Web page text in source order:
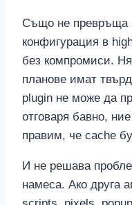
Също не превръща
конфигурация в
без компромиси.
планове имат
plugin не може да
отговаря бавно,
правим, че cache
И не решава
намеса. Ако друга